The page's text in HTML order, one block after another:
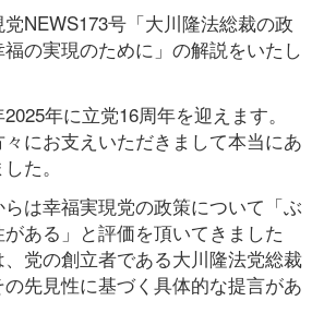
NEWS173号「大川隆法総裁の政
の実現のために」の解説をいたし
年に立党16周年を迎えます。
にお支えいただきまして本当にあ
た。
は幸福実現党の政策について「ぶ
ある」と評価を頂いてきました
党の創立者である大川隆法党総裁
先見性に基づく具体的な提言があ